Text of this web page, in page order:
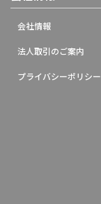
会社情報
法人取引のご案内
プライバシーポリシー